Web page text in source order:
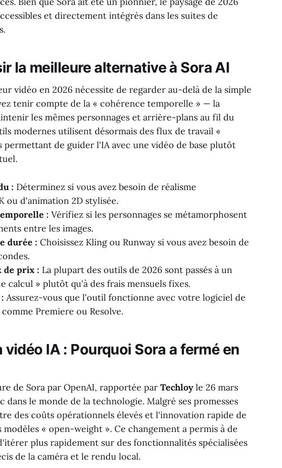
et directement intégrés dans les suites de
la meilleure alternative à Sora AI
vidéo en 2026 nécessite de regarder au-delà de la simple
tenir compte de la « cohérence temporelle » — la
les mêmes personnages et arrière-plans au fil du
modernes utilisent désormais des flux de travail «
permettant de guider l'IA avec une vidéo de base plutôt
: Déterminez si vous avez besoin de réalisme
ou d'animation 2D stylisée.
: Vérifiez si les personnages se métamorphosent
entre les images.
durée : Choisissez Kling ou Runway si vous avez besoin de
de prix : La plupart des outils de 2026 sont passés à un
calcul » plutôt qu'à des frais mensuels fixes.
Assurez-vous que l'outil fonctionne avec votre logiciel de
Premiere ou Resolve.
vidéo IA : Pourquoi Sora a fermé en
de Sora par OpenAI, rapportée par Techloy le 26 mars
dans le monde de la technologie. Malgré ses promesses
des coûts opérationnels élevés et l'innovation rapide de
« open-weight ». Ce changement a permis à de
plus rapidement sur des fonctionnalités spécialisées
de la caméra et le rendu local.